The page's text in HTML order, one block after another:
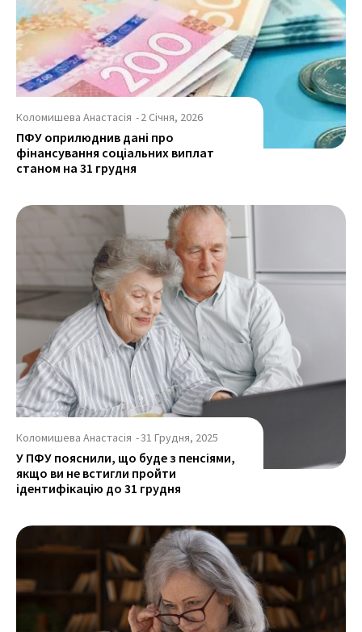
Коломишева Анастасія -2 Січня, 2026
ПФУ оприлюднив дані про
фінансування соціальних виплат
станом на 31 грудня
Коломишева Анастасія -31 Грудня, 2025
У ПФУ пояснили, що буде з пенсіями,
якщо ви не встигли пройти
ідентифікацію до 31 грудня